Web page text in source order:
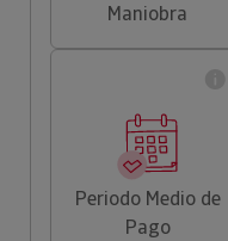
Maniobra
Periodo Medio de
Pago